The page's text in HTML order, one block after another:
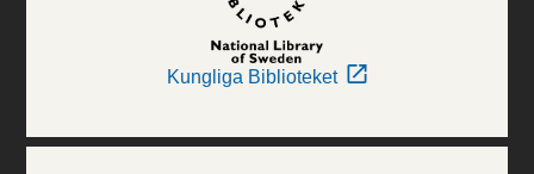
Kungliga Biblioteket